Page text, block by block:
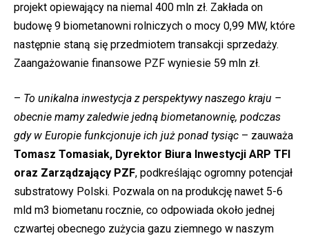
projekt opiewający na niemal 400 mln zł. Zakłada on
budowę 9 biometanowni rolniczych o mocy 0,99 MW, które
następnie staną się przedmiotem transakcji sprzedaży.
Zaangażowanie finansowe PZF wyniesie 59 mln zł.
– To unikalna inwestycja z perspektywy naszego kraju –
obecnie mamy zaledwie jedną biometanownię, podczas
gdy w Europie funkcjonuje ich już ponad tysiąc – zauważa
Tomasz Tomasiak, Dyrektor Biura Inwestycji ARP TFI
oraz Zarządzający PZF, podkreślając ogromny potencjał
substratowy Polski. Pozwala on na produkcję nawet 5-6
mld m3 biometanu rocznie, co odpowiada około jednej
czwartej obecnego zużycia gazu ziemnego w naszym